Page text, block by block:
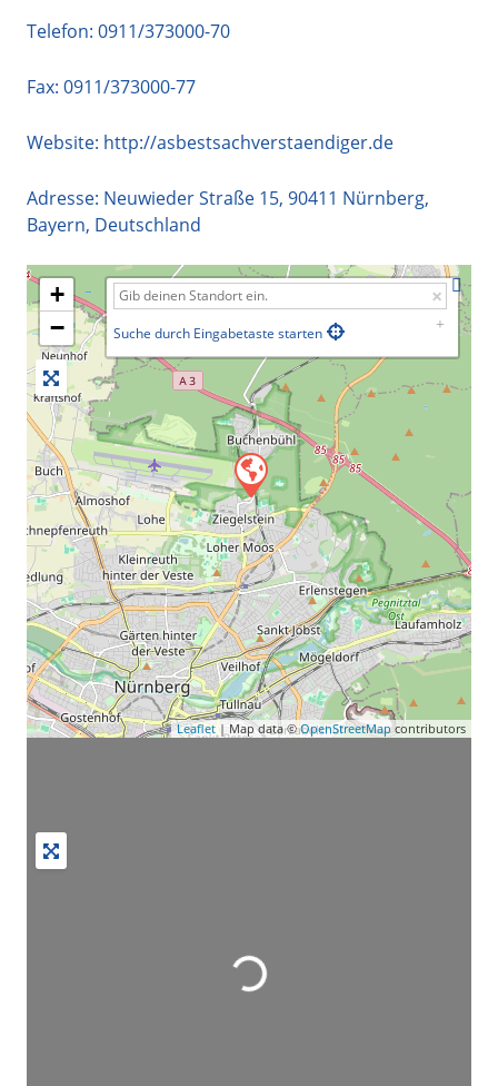
Telefon: 0911/373000-70
Fax: 0911/373000-77
Website: http://asbestsachverstaendiger.de
Adresse: Neuwieder Straße 15, 90411 Nürnberg,
Bayern, Deutschland
+
−
Suche durch Eingabetaste starten
Leaflet | Map data ©OpenStreetMapcontributors
Wird geladen …